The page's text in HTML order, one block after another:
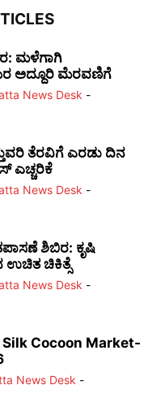
ಮಳೆಗಾಗಿ
ಅದ್ದೂರಿ ಮೆರವಣಿಗೆ
News Desk -
ತೆರವಿಗೆ ಎರಡು ದಿನ
ಎಚ್ಚರಿಕೆ
News Desk -
ಶಿಬಿರ: ಕೃಷಿ
ಉಚಿತ ಚಿಕಿತ್ಸೆ
News Desk -
Cocoon Market-
News Desk -